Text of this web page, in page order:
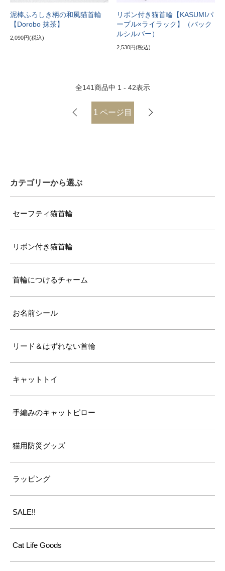
泥棒ふろしき柄の和風猫首輪
【Dorobo 抹茶】
2,090円(税込)
リボン付き猫首輪【KASUMIパ
ープル×ライラック】（バック
ルシルバー）
2,530円(税込)
全141商品中 1 - 42表示
1 ページ目
カテゴリーから選ぶ
セーフティ猫首輪
リボン付き猫首輪
首輪につけるチャーム
お名前シール
リード＆はずれない首輪
キャットトイ
手編みのキャットピロー
猫用防災グッズ
ラッピング
SALE!!
Cat Life Goods